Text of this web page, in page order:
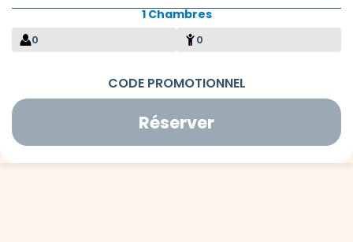
1 Chambres
0 0
Réserver
Sam & Hanine